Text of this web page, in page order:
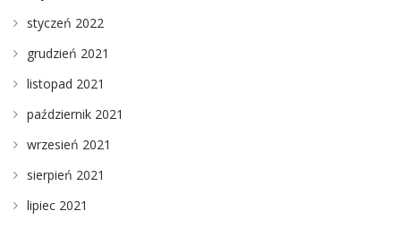
styczeń 2022
grudzień 2021
listopad 2021
październik 2021
wrzesień 2021
sierpień 2021
lipiec 2021